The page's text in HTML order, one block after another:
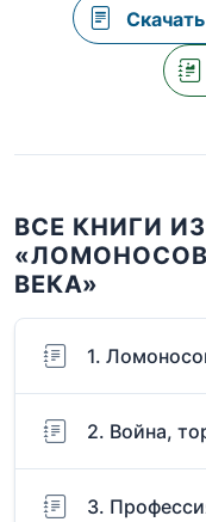
ВСЕ КНИГИ
ВЕКА»
1.
2. Война,
3.